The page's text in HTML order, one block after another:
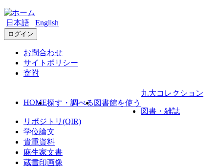
日本語 English
ログイン
お問合わせ
サイトポリシー
寄附
HOME探す・調べる 図書館を使う
九大コレクション
図書・雑誌
リポジトリ(QIR)
学位論文
貴重資料
麻生家文書
蔵書印画像